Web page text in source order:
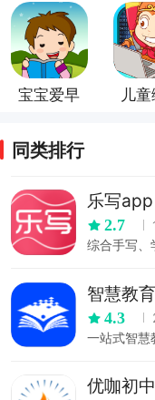
宝宝爱早
儿
同类排行
乐写app
2.7
综合手写、
智慧教
4.3
一站式智慧
优咖初